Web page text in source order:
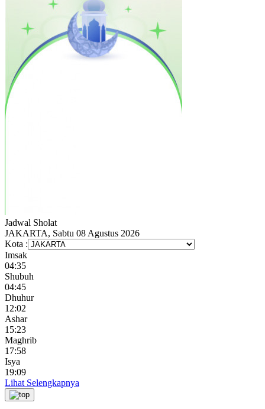
Jadwal Sholat
JAKARTA, Sabtu 08 Agustus 2026
Kota :
Imsak
04:35
Shubuh
04:45
Dhuhur
12:02
Ashar
15:23
Maghrib
17:58
Isya
19:09
Lihat Selengkapnya